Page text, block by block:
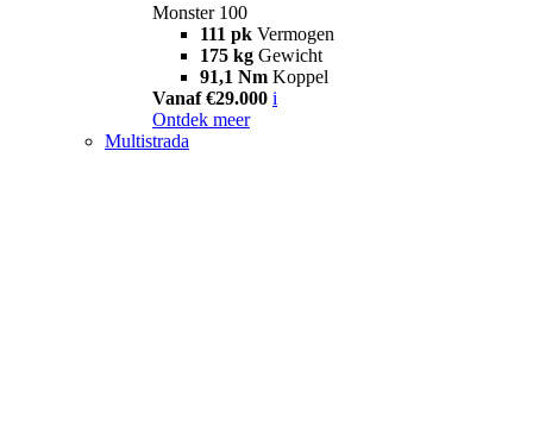
Monster 100
111 pk Vermogen
175 kg Gewicht
91,1 Nm Koppel
Vanaf €29.000 i
Ontdek meer
Multistrada